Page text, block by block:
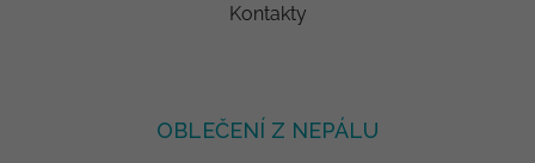
Kontakty
OBLEČENÍ Z NEPÁLU